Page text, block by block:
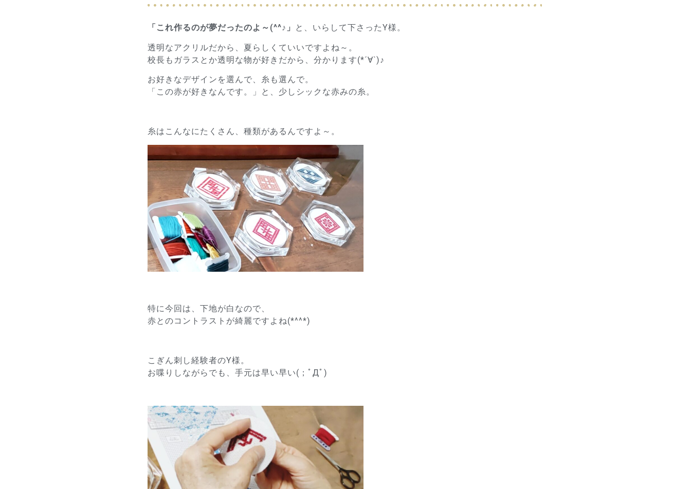
「これ作るのが夢だったのよ～(^^♪」 と、いらして下さったY様。
透明なアクリルだから、夏らしくていいですよね～。
校長もガラスとか透明な物が好きだから、分かります(*´∀`)♪
お好きなデザインを選んで、糸も選んで。
「この赤が好きなんです。」と、少しシックな赤みの糸。
糸はこんなにたくさん、種類があるんですよ～。
特に今回は、下地が白なので、
赤とのコントラストが綺麗ですよね(*^^*)
こぎん刺し経験者のY様。
お喋りしながらでも、手元は早い早い(；ﾟДﾟ)